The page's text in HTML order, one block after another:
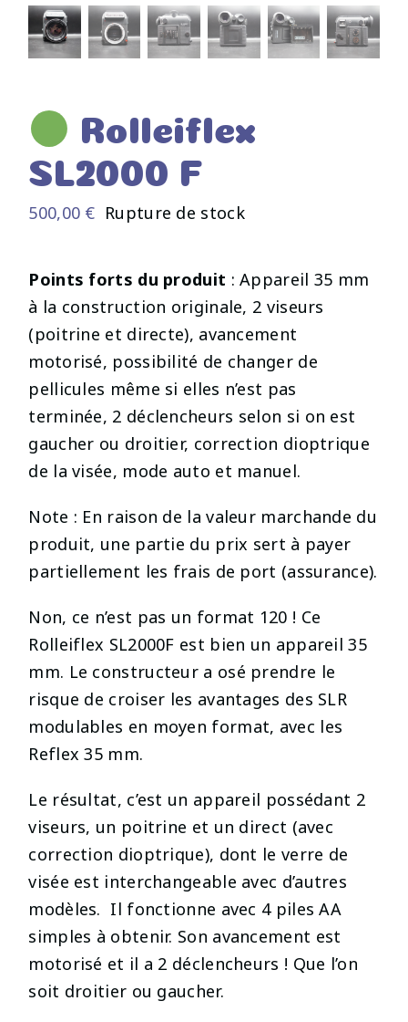
Rolleiflex
SL2000 F
500,00 € Rupture de stock
Points forts du produit : Appareil 35 mm
à la construction originale, 2 viseurs
(poitrine et directe), avancement
motorisé, possibilité de changer de
pellicules même si elles n’est pas
terminée, 2 déclencheurs selon si on est
gaucher ou droitier, correction dioptrique
de la visée, mode auto et manuel.
Note : En raison de la valeur marchande du
produit, une partie du prix sert à payer
partiellement les frais de port (assurance).
Non, ce n’est pas un format 120 ! Ce
Rolleiflex SL2000F est bien un appareil 35
mm. Le constructeur a osé prendre le
risque de croiser les avantages des SLR
modulables en moyen format, avec les
Reflex 35 mm.
Le résultat, c’est un appareil possédant 2
viseurs, un poitrine et un direct (avec
correction dioptrique), dont le verre de
visée est interchangeable avec d’autres
modèles. Il fonctionne avec 4 piles AA
simples à obtenir. Son avancement est
motorisé et il a 2 déclencheurs ! Que l’on
soit droitier ou gaucher.